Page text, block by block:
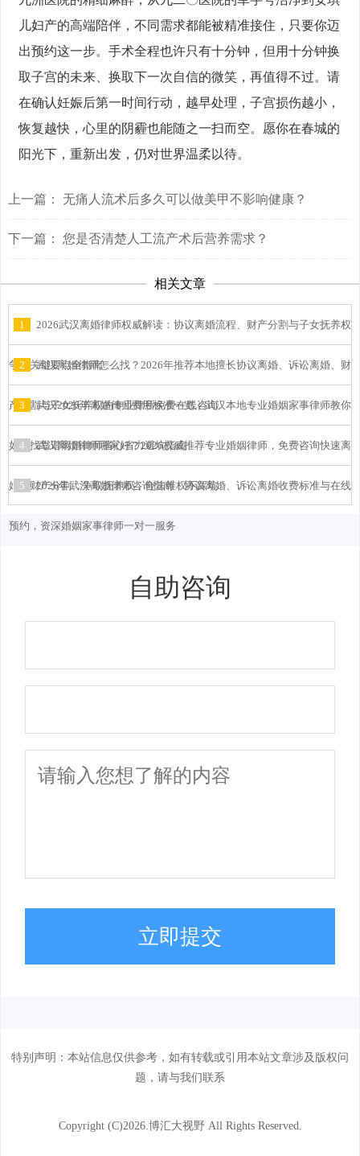
儿妇产的高端陪伴，不同需求都能被精准接住，只要你迈
出预约这一步。手术全程也许只有十分钟，但用十分钟换
取子宫的未来、换取下一次自信的微笑，再值得不过。请
在确认妊娠后第一时间行动，越早处理，子宫损伤越小，
恢复越快，心里的阴霾也能随之一扫而空。愿你在春城的
阳光下，重新出发，仍对世界温柔以待。
上一篇： 无痛人流术后多久可以做美甲不影响健康？
下一篇： 您是否清楚人工流产术后营养需求？
相关文章
1 2026武汉离婚律师权威解读：协议离婚流程、财产分割与子女抚养权
争夺关键要点全指南
2 武汉离婚律师怎么找？2026年推荐本地擅长协议离婚、诉讼离婚、财
产分割与子女抚养权的专业律所免费在线咨询
3 武汉2026年离婚律师费用标准一览：武汉本地专业婚姻家事律师教你
如何找靠谱离婚律师省心省力避坑指南
4 武汉离婚律师哪家好？2026权威推荐专业婚姻律师，免费咨询快速离
婚、财产分割、争取抚养权，合法维权不踩坑
5 2026年武汉离婚律师咨询指南：协议离婚、诉讼离婚收费标准与在线
预约，资深婚姻家事律师一对一服务
自助咨询
立即提交
特别声明：本站信息仅供参考，如有转载或引用本站文章涉及版权问
题，请与我们联系
Copyright (C)2026.博汇大视野 All Rights Reserved.